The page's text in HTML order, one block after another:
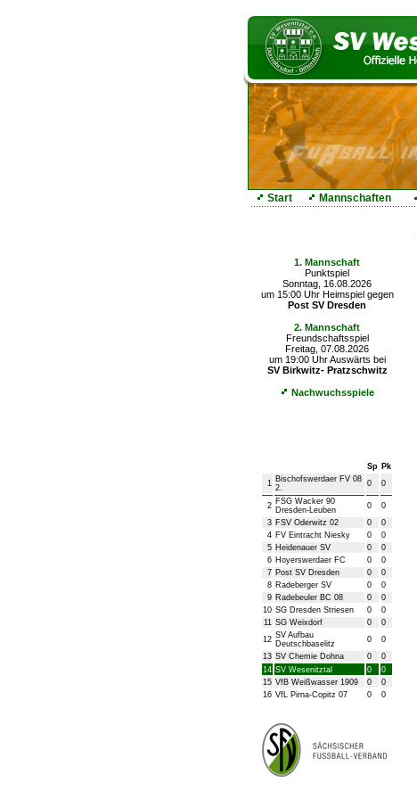
Start Mannschaften
1. Mannschaft
Punktspiel
Sonntag, 16.08.2026
um 15:00 Uhr Heimspiel gegen
Post SV Dresden
2. Mannschaft
Freundschaftsspiel
Freitag, 07.08.2026
um 19:00 Uhr Auswärts bei
SV Birkwitz- Pratzschwitz
Nachwuchsspiele
Sp Pk
1 Bischofswerdaer FV 08
2.
0 0
2 FSG Wacker 90
Dresden-Leuben
0
0
3 FSV Oderwitz 02 0
0
4 FV Eintracht Niesky 0
0
5 Heidenauer SV 0
0
6 Hoyerswerdaer FC 0
0
7 Post SV Dresden 0
0
8 Radeberger SV 0
0
9 Radebeuler BC 08 0
0
10 SG Dresden Striesen 0
0
11 SG Weixdorf 0
0
12 SV Aufbau
Deutschbaselitz
0
0
13 SV Chemie Dohna 0
0
14 SV Wesenitztal 0
0
15 VfB Weißwasser 1909 0
0
16 VfL Pirna-Copitz 07 0 0